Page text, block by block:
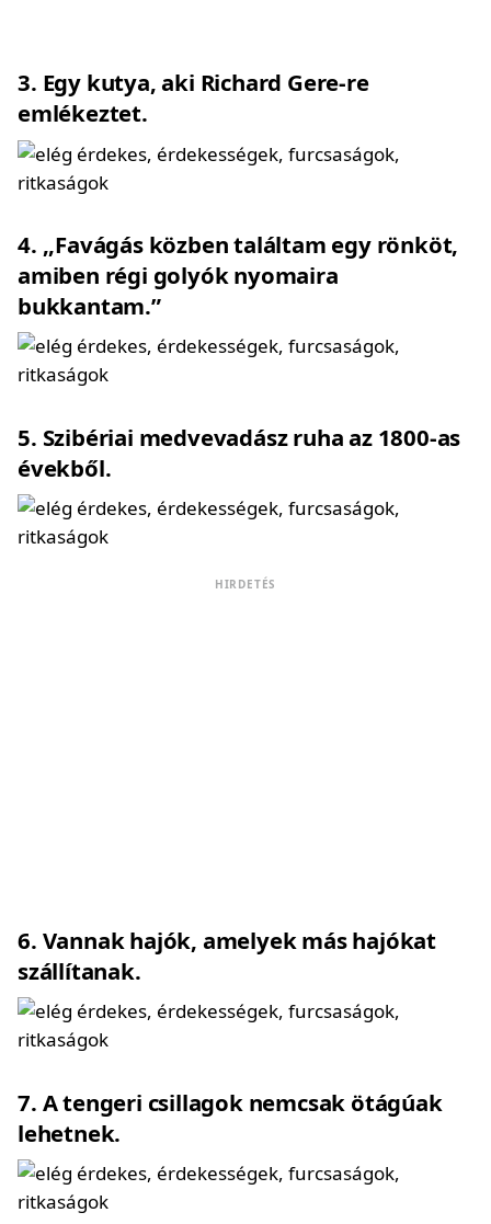
3 Egy kutya, aki Richard Gere-re
emlékeztet.
4 ,,Favágás közben találtam egy rönköt,
amiben régi golyók nyomaira
bukkantam.”
5 Szibériai medvevadász ruha az 1800-as
évekből.
HIRDETÉS
6 Vannak hajók, amelyek más hajókat
szállítanak.
7 A tengeri csillagok nemcsak ötágúak
lehetnek.